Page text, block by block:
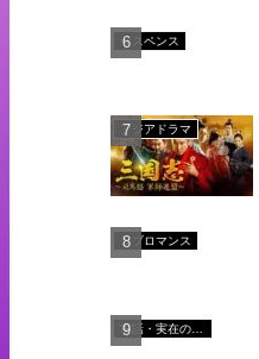
サスペンス
アジアドラマ
ラブロマンス